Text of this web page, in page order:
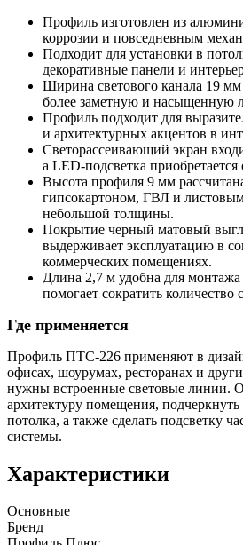
Профиль изготовлен из
коррозии и повседневным
Подходит для установки в
декоративные панели и
Ширина светового канала 19 мм
более заметную и насыщенную
Профиль подходит для
и архитектурных акцентов в
Светорассеивающий экран
а LED-подсветка приобретается
Высота профиля 9 мм
гипсокартоном, ГВЛ и
небольшой толщины.
Покрытие черный матовый
выдерживает эксплуатацию в
коммерческих помещениях.
Длина 2,7 м удобна для
помогает сократить количество
Где применяется
Профиль ПТС-226 применяют в
офисах, шоурумах, ресторанах и
нужны встроенные световые линии.
архитектуру помещения, подчеркнуть
потолка, а также сделать подсветку
системы.
Характеристики
Основные
Бренд